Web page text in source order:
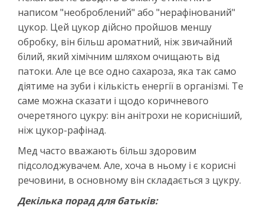
написом "необроблений" або "нерафінований"
цукор. Цей цукор дійсно пройшов меншу
обробку, він більш ароматний, ніж звичайний
білий, який хімічним шляхом очищають від
патоки. Але це все одно сахароза, яка так само
діятиме на зуби і кількість енергії в організмі. Те
саме можна сказати і щодо коричневого
очеретяного цукру: він анітрохи не корисніший,
ніж цукор-рафінад.
Мед часто вважають більш здоровим
підсолоджувачем. Але, хоча в ньому і є корисні
речовини, в основному він складається з цукру.
Декілька порад для батьків: